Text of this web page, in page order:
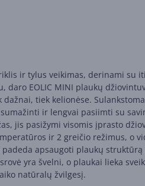
ir tylus veikimas, derinami su
daro EOLIC MINI plaukų
tiek kelionėse.
ir lengvai pasiimti su
jis pasižymi visomis įprasto
ir 2 greičio režimus, o
apsaugoti plaukų struktūrą
yra švelni, o plaukai lieka
natūralų žvilgesį.